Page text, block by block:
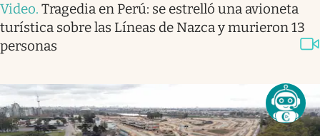
Video. Tragedia en Perú: se estrelló una avioneta
turística sobre las Líneas de Nazca y murieron 13
personas